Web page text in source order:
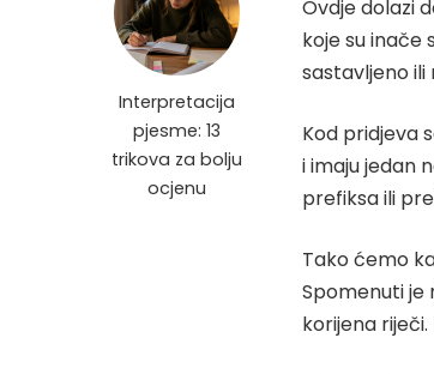
Interpretacija
pjesme: 13
trikova za bolju
ocjenu
Ovdje dolazi
koje su inače
sastavljeno ili
Kod pridjeva
i imaju jedan
prefiksa ili
Tako ćemo
Spomenuti je
korijena riječi.